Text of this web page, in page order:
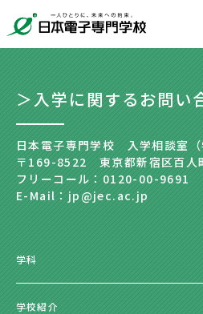
＞入学に関するお問い
日本電子専門学校 入学相談室（
〒169-8522 東京都新宿区百
フリーコール：0120-00-9691
E-Mail：jp@jec.ac.jp
学科
学校紹介